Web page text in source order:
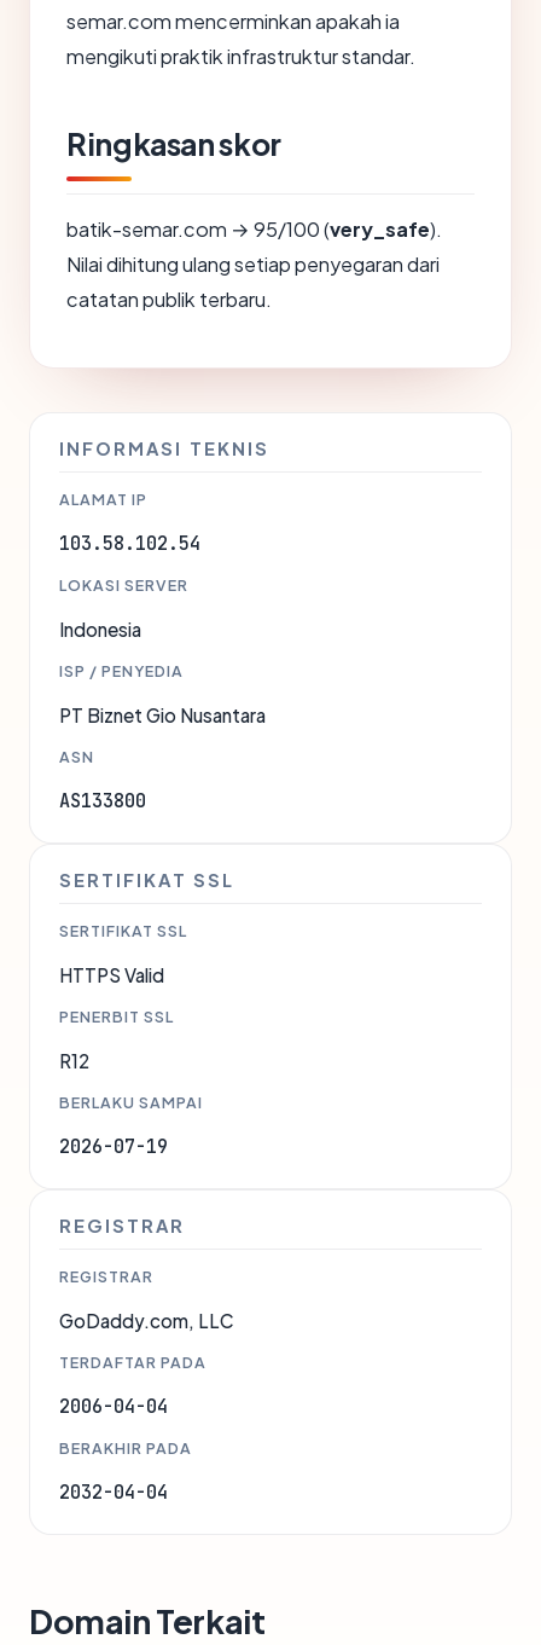
semar.com mencerminkan apakah ia
mengikuti praktik infrastruktur standar.
Ringkasan skor
batik-semar.com → 95/100 (very_safe).
Nilai dihitung ulang setiap penyegaran dari
catatan publik terbaru.
INFORMASI TEKNIS
ALAMAT IP
103.58.102.54
LOKASI SERVER
Indonesia
ISP / PENYEDIA
PT Biznet Gio Nusantara
ASN
AS133800
SERTIFIKAT SSL
SERTIFIKAT SSL
HTTPS Valid
PENERBIT SSL
R12
BERLAKU SAMPAI
2026-07-19
REGISTRAR
REGISTRAR
GoDaddy.com, LLC
TERDAFTAR PADA
2006-04-04
BERAKHIR PADA
2032-04-04
Domain Terkait